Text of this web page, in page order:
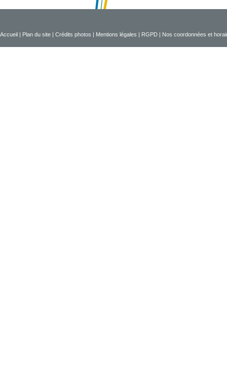
Accueil | Plan du site | Crédits photos | Mentions légales | RGPD | Nos coordonnées et